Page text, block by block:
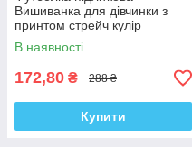
Вишиванка для дівчинки з
принтом стрейч кулір
В наявності
172,80 ₴ 288 ₴
Купити